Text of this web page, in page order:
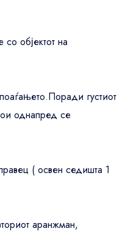
објектот на
густиот
однапред се
( освен седишта 1
аранжман,